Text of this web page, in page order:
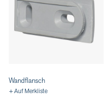
Wandflansch
+ Auf Merkliste